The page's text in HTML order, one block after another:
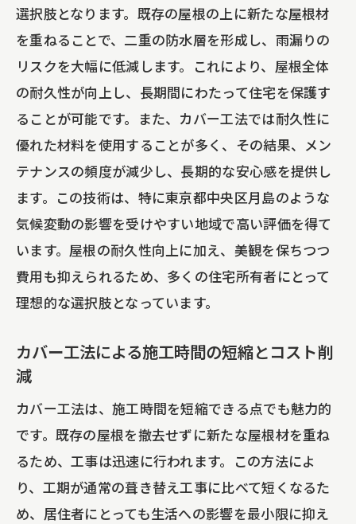
選択肢となります。既存の屋根の上に新たな屋根材
を重ねることで、二重の防水層を形成し、雨漏りの
リスクを大幅に低減します。これにより、屋根全体
の耐久性が向上し、長期間にわたって住宅を保護す
ることが可能です。また、カバー工法では耐久性に
優れた材料を使用することが多く、その結果、メン
テナンスの頻度が減少し、長期的な安心感を提供し
ます。この技術は、特に東京都中央区月島のような
気候変動の影響を受けやすい地域で高い評価を得て
います。屋根の耐久性向上に加え、美観を保ちつつ
費用も抑えられるため、多くの住宅所有者にとって
理想的な選択肢となっています。
カバー工法による施工時間の短縮とコスト削
減
カバー工法は、施工時間を短縮できる点でも魅力的
です。既存の屋根を撤去せずに新たな屋根材を重ね
るため、工事は迅速に行われます。この方法によ
り、工期が通常の葺き替え工事に比べて短くなるた
め、居住者にとっても生活への影響を最小限に抑え